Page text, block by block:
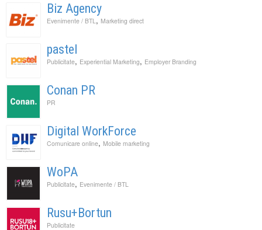
Biz Agency
Evenimente / BTL , Marketing direct
pastel
Publicitate, Experiential Marketing, Employer Branding
Conan PR
PR
Digital WorkForce
Comunicare online, Mobile marketing
WoPA
Publicitate, Evenimente / BTL
Rusu+Bortun
Publicitate